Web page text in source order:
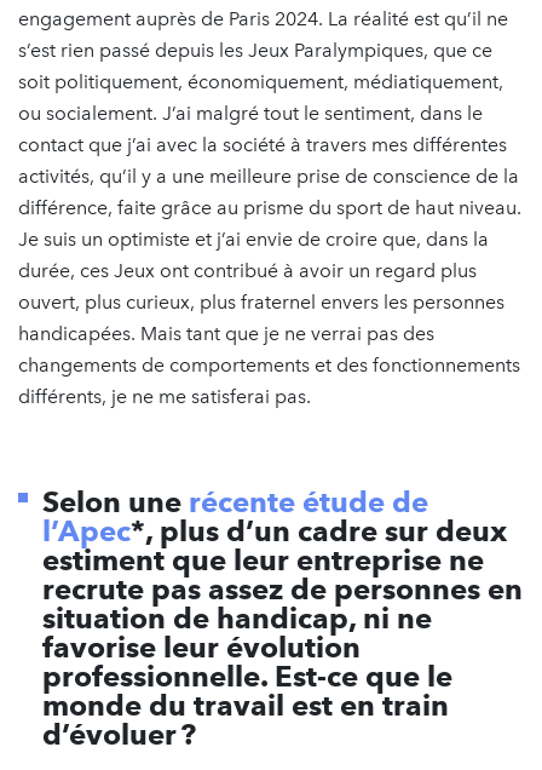
engagement auprès de Paris 2024. La réalité est qu’il ne
s’est rien passé depuis les Jeux Paralympiques, que ce
soit politiquement, économiquement, médiatiquement,
ou socialement. J’ai malgré tout le sentiment, dans le
contact que j’ai avec la société à travers mes différentes
activités, qu’il y a une meilleure prise de conscience de la
différence, faite grâce au prisme du sport de haut niveau.
Je suis un optimiste et j’ai envie de croire que, dans la
durée, ces Jeux ont contribué à avoir un regard plus
ouvert, plus curieux, plus fraternel envers les personnes
handicapées. Mais tant que je ne verrai pas des
changements de comportements et des fonctionnements
différents, je ne me satisferai pas.
Selon une récente étude de
l’Apec*, plus d’un cadre sur deux
estiment que leur entreprise ne
recrute pas assez de personnes en
situation de handicap, ni ne
favorise leur évolution
professionnelle. Est-ce que le
monde du travail est en train
d’évoluer ?